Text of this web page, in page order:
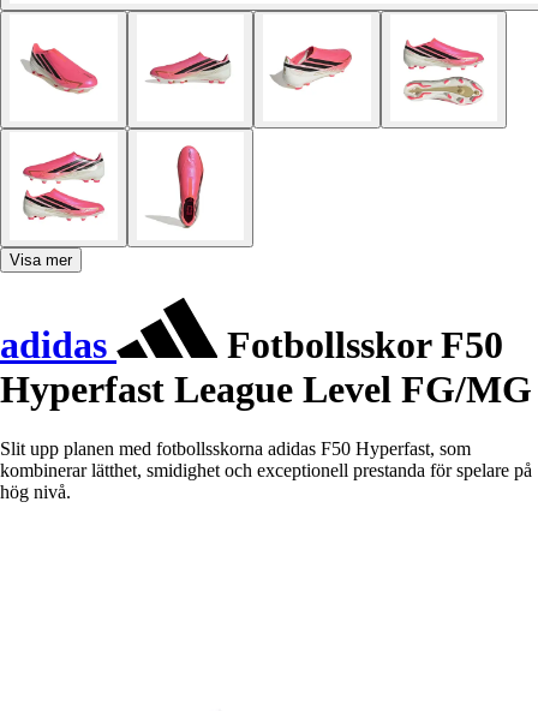
Visa mer
adidas
Fotbollsskor F50
Hyperfast League Level FG/MG
Slit upp planen med fotbollsskorna adidas F50 Hyperfast, som
kombinerar lätthet, smidighet och exceptionell prestanda för spelare på
hög nivå.